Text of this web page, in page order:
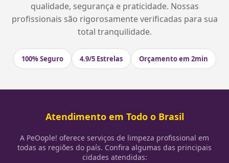
qualidade, segurança e praticidade. Nossas
profissionais são rigorosamente verificadas para sua
total tranquilidade.
100% Seguro 4.9/5 Estrelas Orçamento em 2min
Atendimento em Todo o Brasil
A PeOople! oferece serviços de limpeza profissional em
todas as regiões do país. Confira algumas das principais
cidades atendidas: